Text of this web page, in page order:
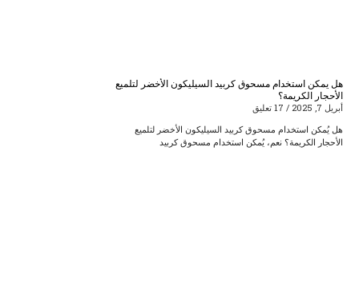
هل يمكن استخدام مسحوق كربيد السيليكون الأخضر لتلميع
الأحجار الكريمة؟
أبريل 7, 2025
هل يُمكن استخدام مسحوق كربيد السيليكون الأخضر لتلميع
الأحجار الكريمة؟ نعم، يُمكن استخدام مسحوق كربيد